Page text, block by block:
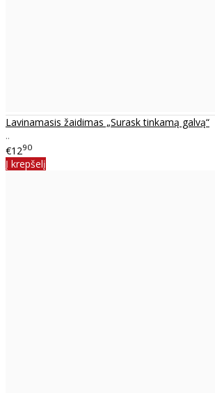
Lavinamasis žaidimas „Surask tinkamą galvą“
..
€1290
Į krepšelį